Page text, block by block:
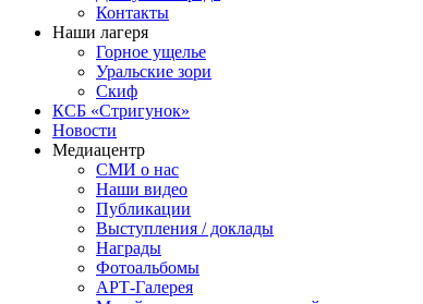
Контакты
Наши лагеря
Горное ущелье
Уральские зори
Скиф
КСБ «Стригунок»
Новости
Медиацентр
СМИ о нас
Наши видео
Публикации
Выступления / доклады
Награды
Фотоальбомы
АРТ-Галерея